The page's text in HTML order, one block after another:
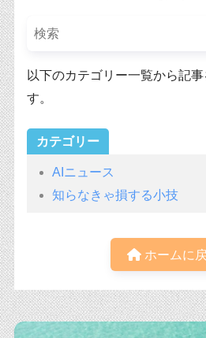
以下のカテゴリー一覧から記
す。
カテゴリー
AIニュース
知らなきゃ損する小技
ホームに